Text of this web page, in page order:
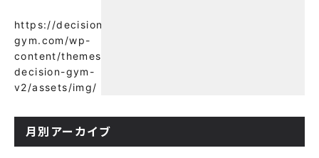
https://decision-
gym.com/wp-
content/themes/wp-
decision-gym-
v2/assets/img/
月別アーカイブ